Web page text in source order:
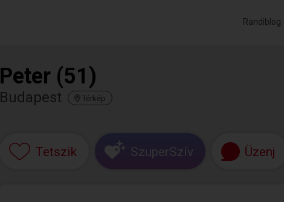
Randiblog
Peter (51)
Budapest Térkép
Tetszik SzuperSzív Üzenj